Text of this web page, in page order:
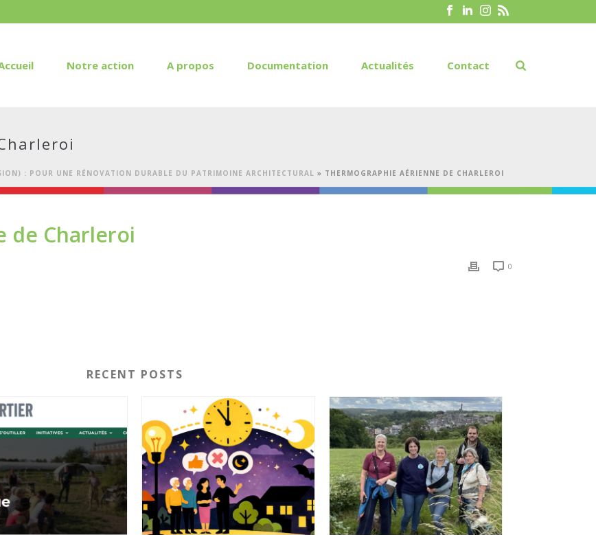
Notre action A propos Documentation Actualités Contact
: POUR UNE RÉNOVATION DURABLE DU PATRIMOINE ARCHITECTURAL » THERMOGRAPHIE AÉRIENNE DE CHARLEROI
de Charleroi
0
RECENT POSTS